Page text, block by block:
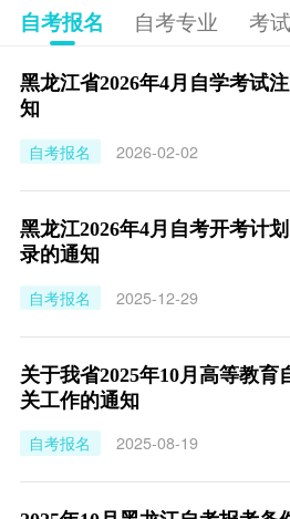
自考报名 自考专业 考
黑龙江省2026年4月自学考试
知
自考报名
2026-02-02
黑龙江2026年4月自考开考计
录的通知
自考报名
2025-12-29
关于我省2025年10月高等教育
关工作的通知
自考报名
2025-08-19